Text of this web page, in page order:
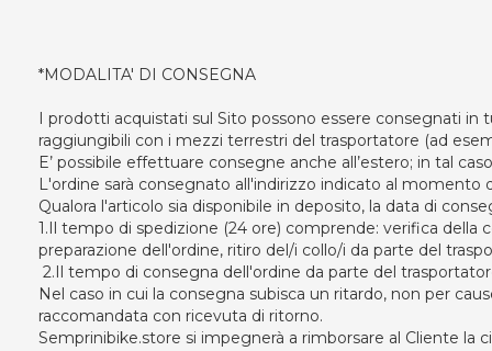
*MODALITA' DI CONSEGNA
I prodotti acquistati sul Sito possono essere consegnati in
raggiungibili con i mezzi terrestri del trasportatore (ad
E’ possibile effettuare consegne anche all’estero; in tal
L'ordine sarà consegnato all'indirizzo indicato al momento
Qualora l'articolo sia disponibile in deposito, la data di
1.Il tempo di spedizione (24 ore) comprende: verifica
preparazione dell'ordine, ritiro del/i collo/i da parte del
2.Il tempo di consegna dell'ordine da parte del
Nel caso in cui la consegna subisca un ritardo, non per
raccomandata con ricevuta di ritorno.
Semprinibike.store si impegnerà a rimborsare al Cliente